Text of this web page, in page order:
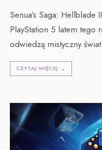
Senua’s Saga:
PlayStation 5 latem tego
odwiedzą mistyczny świat.
CZYTAJ WIĘCEJ →